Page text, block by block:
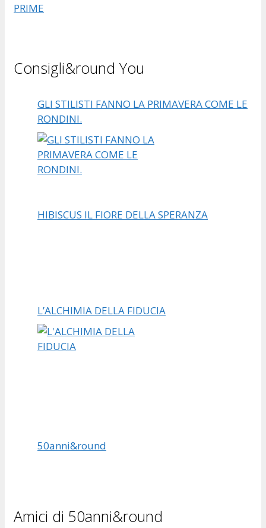
PRIME
Consigli&round You
GLI STILISTI FANNO LA PRIMAVERA COME LE
RONDINI.
HIBISCUS IL FIORE DELLA SPERANZA
L’ALCHIMIA DELLA FIDUCIA
50anni&round
Amici di 50anni&round